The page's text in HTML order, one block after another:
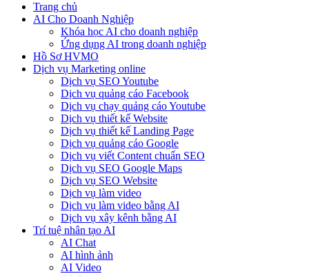
Trang chủ
AI Cho Doanh Nghiệp
Khóa học AI cho doanh nghiệp
Ứng dụng AI trong doanh nghiệp
Hồ Sơ HVMO
Dịch vụ Marketing online
Dịch vụ SEO Youtube
Dịch vụ quảng cáo Facebook
Dịch vụ chạy quảng cáo Youtube
Dịch vụ thiết kế Website
Dịch vụ thiết kế Landing Page
Dịch vụ quảng cáo Google
Dịch vụ viết Content chuẩn SEO
Dịch vụ SEO Google Maps
Dịch vụ SEO Website
Dịch vụ làm video
Dịch vụ làm video bằng AI
Dịch vụ xây kênh bằng AI
Trí tuệ nhân tạo AI
AI Chat
AI hình ảnh
AI Video